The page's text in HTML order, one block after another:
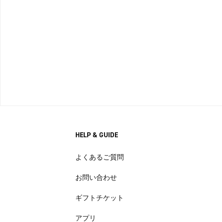
HELP & GUIDE
よくあるご質問
お問い合わせ
ギフトチケット
アプリ